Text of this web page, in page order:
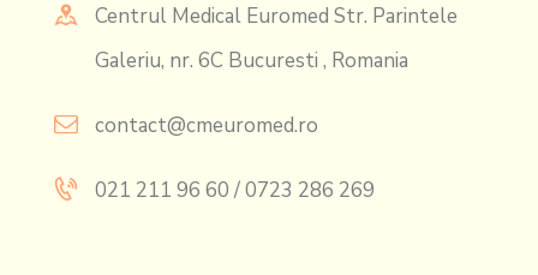
Centrul Medical Euromed Str. Parintele
Galeriu, nr. 6C Bucuresti , Romania
contact@cmeuromed.ro
021 211 96 60 / 0723 286 269